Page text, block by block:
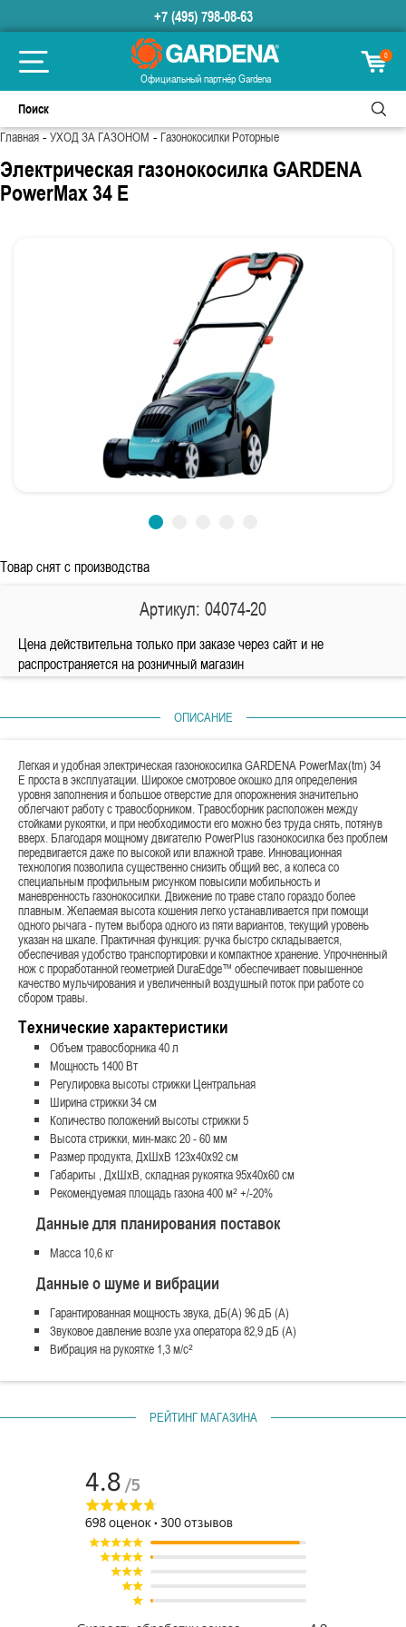
+7 (495) 798-08-63
Официальный партнёр Gardena
0
Главная-УХОД ЗА ГАЗОНОМ-Газонокосилки Роторные
Электрическая газонокосилка GARDENA
PowerMax 34 E
Товар снят с производства
Артикул: 04074-20
Цена действительна только при заказе через сайт и не
распространяется на розничный магазин
ОПИСАНИЕ
Легкая и удобная электрическая газонокосилка GARDENA PowerMax(tm) 34
E проста в эксплуатации. Широкое смотровое окошко для определения
уровня заполнения и большое отверстие для опорожнения значительно
облегчают работу с травосборником. Травосборник расположен между
стойками рукоятки, и при необходимости его можно без труда снять, потянув
вверх. Благодаря мощному двигателю PowerPlus газонокосилка без проблем
передвигается даже по высокой или влажной траве. Инновационная
технология позволила существенно снизить общий вес, а колеса со
специальным профильным рисунком повысили мобильность и
маневренность газонокосилки. Движение по траве стало гораздо более
плавным. Желаемая высота кошения легко устанавливается при помощи
одного рычага - путем выбора одного из пяти вариантов, текущий уровень
указан на шкале. Практичная функция: ручка быстро складывается,
обеспечивая удобство транспортировки и компактное хранение. Упрочненный
нож с проработанной геометрией DuraEdge™ обеспечивает повышенное
качество мульчирования и увеличенный воздушный поток при работе со
сбором травы.
Технические характеристики
Объем травосборника 40 л
Мощность 1400 Вт
Регулировка высоты стрижки Центральная
Ширина стрижки 34 см
Количество положений высоты стрижки 5
Высота стрижки, мин-макс 20 - 60 мм
Размер продукта, ДxШxВ 123x40x92 см
Габариты , ДxШxВ, складная рукоятка 95x40x60 см
Рекомендуемая площадь газона 400 м² +/-20%
Данные для планирования поставок
Масса 10,6 кг
Данные о шуме и вибрации
Гарантированная мощность звука, дБ(А) 96 дБ (A)
Звуковое давление возле уха оператора 82,9 дБ (A)
Вибрация на рукоятке 1,3 м/с²
РЕЙТИНГ МАГАЗИНА